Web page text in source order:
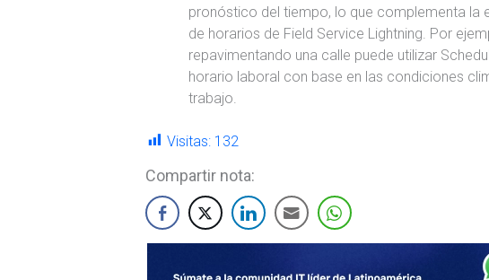
pronóstico del tiempo, lo que complementa la
de horarios de Field Service Lightning. Por
repavimentando una calle puede utilizar
horario laboral con base en las condiciones
trabajo.
Visitas: 132
Compartir nota: